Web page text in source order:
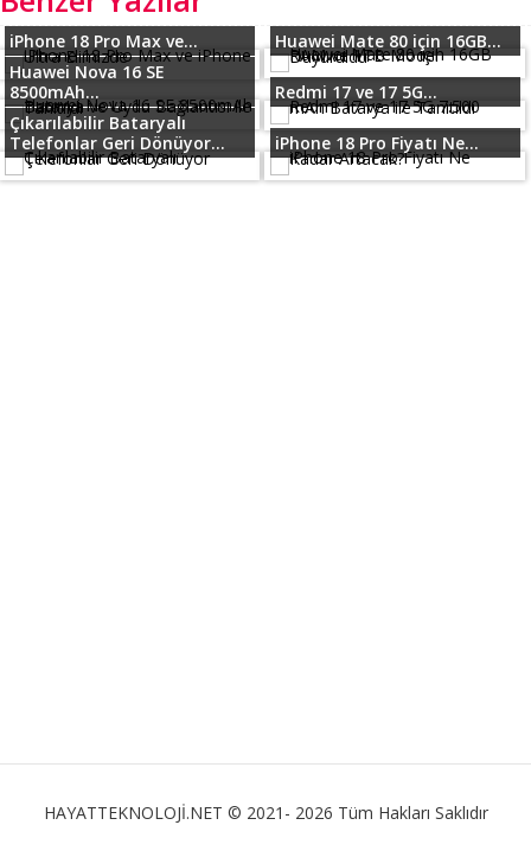
iPhone 18 Pro Max ve...
Huawei Mate 80 için 16GB...
Huawei Nova 16 SE
8500mAh...
Redmi 17 ve 17 5G...
Çıkarılabilir Bataryalı
Telefonlar Geri Dönüyor...
iPhone 18 Pro Fiyatı Ne...
HAYATTEKNOLOJİ.NET © 2021- 2026 Tüm Hakları Saklıdır